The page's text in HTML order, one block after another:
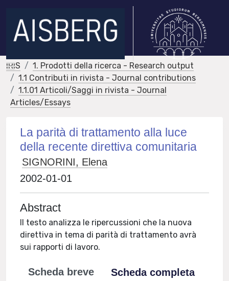
IRIS
1. Prodotti della ricerca - Research output
1.1 Contributi in rivista - Journal contributions
1.1.01 Articoli/Saggi in rivista - Journal
Articles/Essays
La parità di trattamento alla luce
della recente direttiva comunitaria
SIGNORINI, Elena
2002-01-01
Abstract
Il testo analizza le ripercussioni che la nuova
direttiva in tema di parità di trattamento avrà
sui rapporti di lavoro.
Scheda breve
Scheda completa